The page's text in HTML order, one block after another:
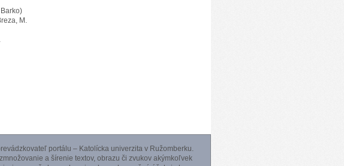
M.
portálu – Katolícka univerzita v Ružomberku.
a šírenie textov, obrazu či zvukov akýmkoľvek